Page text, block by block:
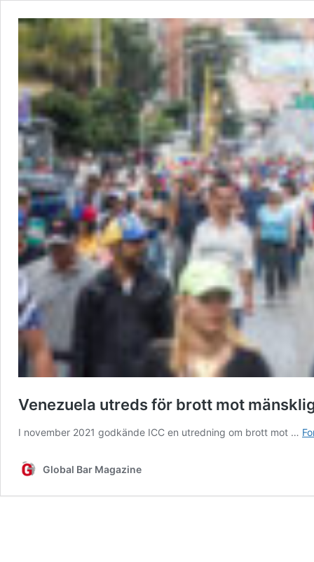
Venezuela utreds för brott mot
I november 2021 godkände ICC en utredning om brott mot …
Global Bar Magazine